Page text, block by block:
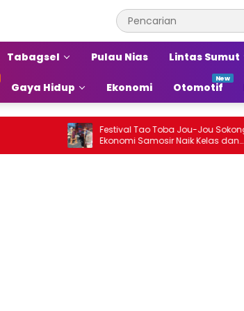
Tabagsel Pulau Nias Lintas Sumut
Gaya Hidup Ekonomi Otomotif
Festival Tao Toba Jou-Jou Sokong
Ekonomi Samosir Naik Kelas dan
Pariwisata Menjadi Sumber Pertumbuhan